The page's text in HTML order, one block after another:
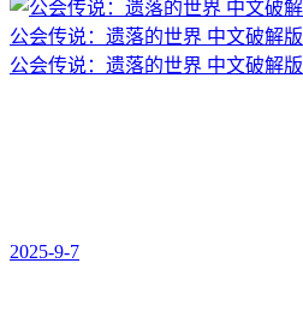
公会传说：遗落的世界 中文破解版
公会传说：遗落的世界 中文破解版
2025-9-7